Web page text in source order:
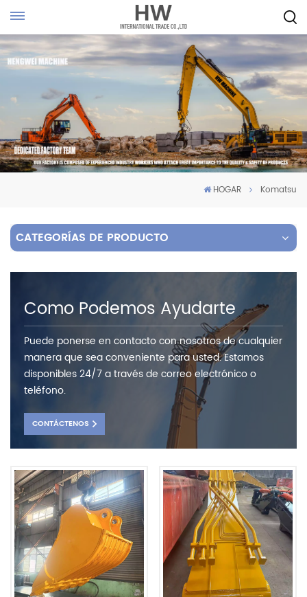
HOGAR Komatsu
CATEGORÍAS DE PRODUCTO
Como Podemos Ayudarte
Puede ponerse en contacto con nosotros de cualquier
manera que sea conveniente para usted. Estamos
disponibles 24/7 a través de correo electrónico o
teléfono.
CONTÁCTENOS